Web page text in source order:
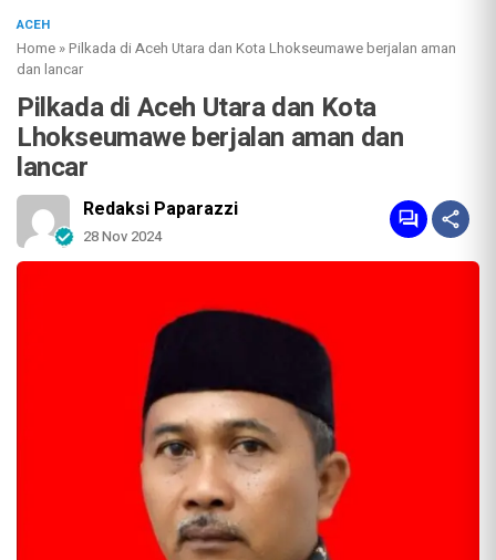
ACEH
Home »Pilkada di Aceh Utara dan Kota Lhokseumawe berjalan aman
dan lancar
Pilkada di Aceh Utara dan Kota
Lhokseumawe berjalan aman dan
lancar
Redaksi Paparazzi
28 Nov 2024